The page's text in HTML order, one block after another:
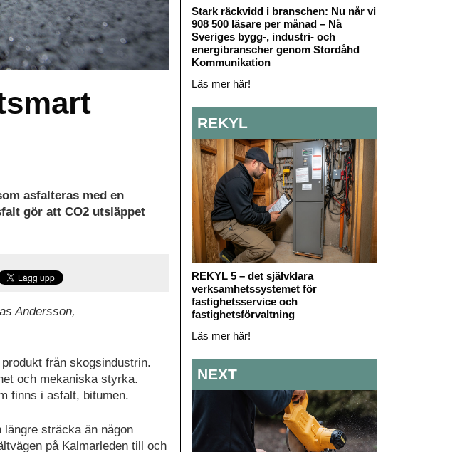
asfalteras med en
gör att CO2 utsläppet
Andersson,
från skogsindustrin.
och mekaniska styrka.
finns i asfalt, bitumen.
sträcka än någon
på Kalmarleden till och
Stark räckvidd i branschen: Nu når vi
908 500 läsare per månad – Nå
Sveriges bygg-, industri- och
energibranscher genom Stordåhd
Kommunikation
Läs mer här!
REKYL
REKYL 5 – det självklara
verksamhetssystemet för
fastighetsservice och
fastighetsförvaltning
Läs mer här!
NEXT